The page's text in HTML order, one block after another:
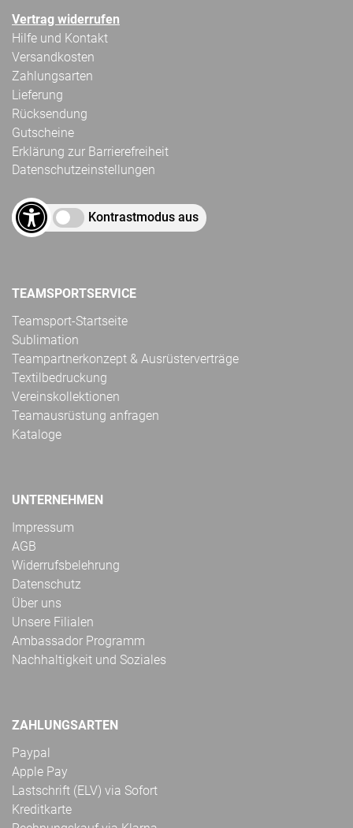
Vertrag widerrufen
Hilfe und Kontakt
Versandkosten
Zahlungsarten
Lieferung
Rücksendung
Gutscheine
Erklärung zur Barrierefreiheit
Datenschutzeinstellungen
Kontrastmodus aus
TEAMSPORTSERVICE
Teamsport-Startseite
Sublimation
Teampartnerkonzept & Ausrüsterverträge
Textilbedruckung
Vereinskollektionen
Teamausrüstung anfragen
Kataloge
UNTERNEHMEN
Impressum
AGB
Widerrufsbelehrung
Datenschutz
Über uns
Unsere Filialen
Ambassador Programm
Nachhaltigkeit und Soziales
ZAHLUNGSARTEN
Paypal
Apple Pay
Lastschrift (ELV) via Sofort
Kreditkarte